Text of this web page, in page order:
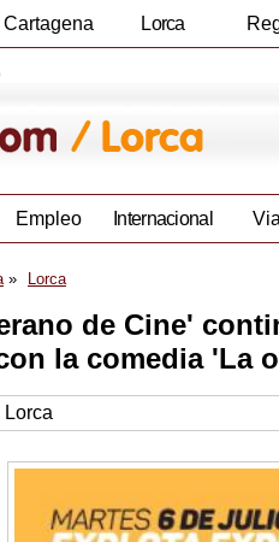
Cartagena Lorca
Empleo Internacional
Lorca
de Cine'
la comedia 'La